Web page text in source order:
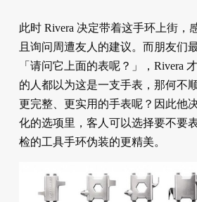
此时 Rivera 决定带着这手环上街，
且询问周遭友人的建议。而朋友们
「请问它上面的表呢？」，Rivera
的人都以为这是一支手表，那何不
更完整、更实用的手表呢？因此他
化的选项里，客人可以选择要不要
检的工具手环伪装的更精美。